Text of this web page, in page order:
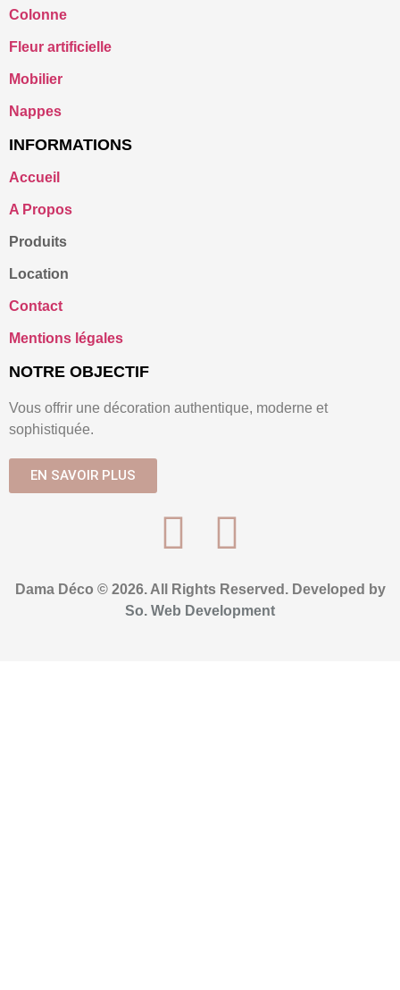
Colonne
Fleur artificielle
Mobilier
Nappes
INFORMATIONS
Accueil
A Propos
Produits
Location
Contact
Mentions légales
NOTRE OBJECTIF
Vous offrir une décoration authentique, moderne et
sophistiquée.
EN SAVOIR PLUS
Dama Déco © 2026. All Rights Reserved. Developed by
So. Web Development